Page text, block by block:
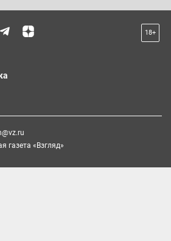
18+
газета «Взгляд»